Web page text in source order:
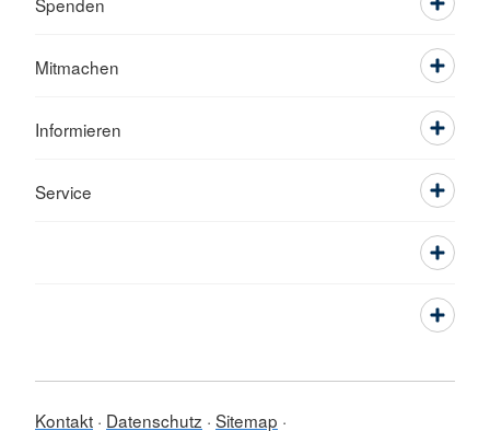
Mitmachen
Informieren
Service
Kontakt Datenschutz Sitemap